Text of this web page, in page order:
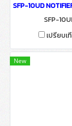
SFP-10UD
SFP-
เปรียบเ
New